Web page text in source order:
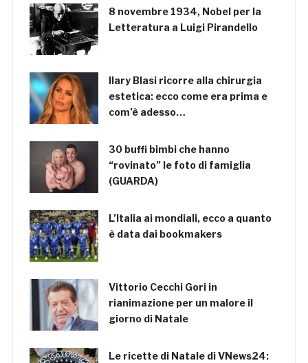
8 novembre 1934, Nobel per la
Letteratura a Luigi Pirandello
Ilary Blasi ricorre alla chirurgia
estetica: ecco come era prima e
com’è adesso…
30 buffi bimbi che hanno
“rovinato” le foto di famiglia
(GUARDA)
L’Italia ai mondiali, ecco a quanto
è data dai bookmakers
Vittorio Cecchi Gori in
rianimazione per un malore il
giorno di Natale
Le ricette di Natale di VNews24: